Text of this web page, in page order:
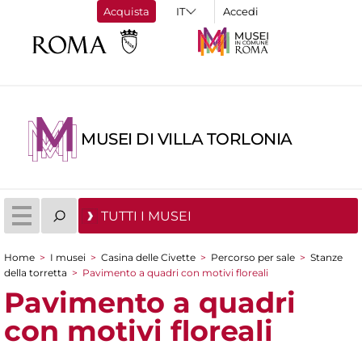
Acquista Accedi
MUSEI DI VILLA TORLONIA
TUTTI I MUSEI
Tu sei qui
Home > I musei > Casina delle Civette > Percorso per sale > Stanze
della torretta > Pavimento a quadri con motivi floreali
Pavimento a quadri
con motivi floreali